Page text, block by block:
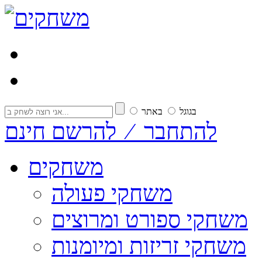
בגוגל באתר
להתחבר ⁄ להרשם חינם
משחקים
משחקי פעולה
משחקי ספורט ומרוצים
משחקי זריזות ומיומנות